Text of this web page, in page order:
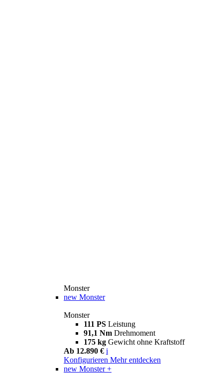
Monster
new Monster
Monster
111 PS Leistung
91,1 Nm Drehmoment
175 kg Gewicht ohne Kraftstoff
Ab 12.890 € i
Konfigurieren Mehr entdecken
new Monster +